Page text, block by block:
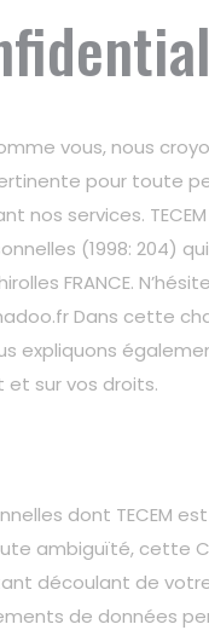
vous, nous
pour toute
nos services.
(1998: 204)
FRANCE.
Dans cette
expliquons
sur vos droits.
dont TECEM
ambiguïté, cette
découlant de
de données